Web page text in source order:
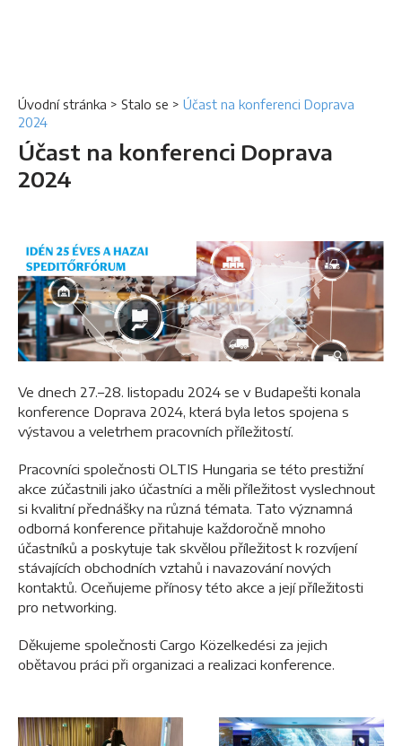
Úvodní stránka > Stalo se > Účast na konferenci Doprava
2024
Účast na konferenci Doprava
2024
Ve dnech 27.–28. listopadu 2024 se v Budapešti konala
konference Doprava 2024, která byla letos spojena s
výstavou a veletrhem pracovních příležitostí.
Pracovníci společnosti OLTIS Hungaria se této prestižní
akce zúčastnili jako účastníci a měli příležitost vyslechnout
si kvalitní přednášky na různá témata. Tato významná
odborná konference přitahuje každoročně mnoho
účastníků a poskytuje tak skvělou příležitost k rozvíjení
stávajících obchodních vztahů i navazování nových
kontaktů. Oceňujeme přínosy této akce a její příležitosti
pro networking.
Děkujeme společnosti Cargo Közelkedési za jejich
obětavou práci při organizaci a realizaci konference.